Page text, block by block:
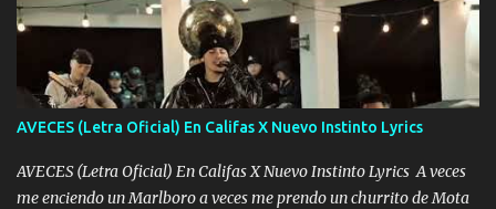
AVECES (Letra Oficial) En Califas X Nuevo Instinto Lyrics
AVECES (Letra Oficial) En Califas X Nuevo Instinto Lyrics A veces
me enciendo un Marlboro a veces me prendo un churrito de Mota